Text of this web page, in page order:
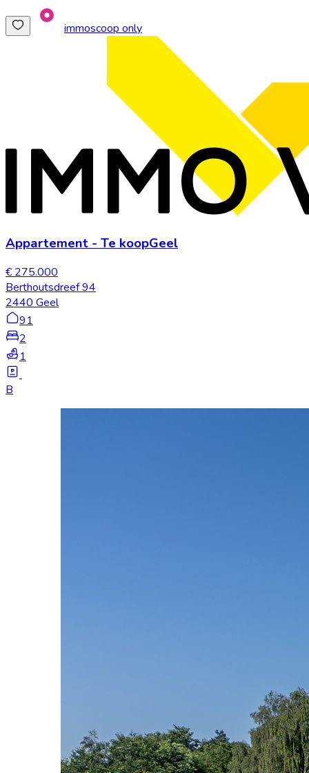
immoscoop only
Appartement - Te koopGeel
€ 275.000
Berthoutsdreef 94
2440 Geel
91
2
1
B